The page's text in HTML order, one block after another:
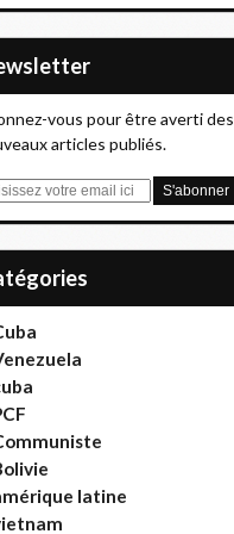
vous pour être averti des
articles publiés.
latine